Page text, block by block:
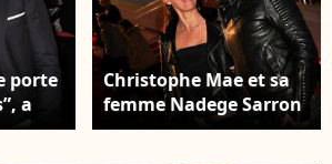
porte
a
au
Christophe Mae et sa
femme Nadege Sarron
- 15eme édition des NRJ